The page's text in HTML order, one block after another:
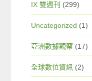
IX 雙週刊 (299)
Uncategorized (1)
亞洲數據觀察 (17)
全球數位資訊 (2)